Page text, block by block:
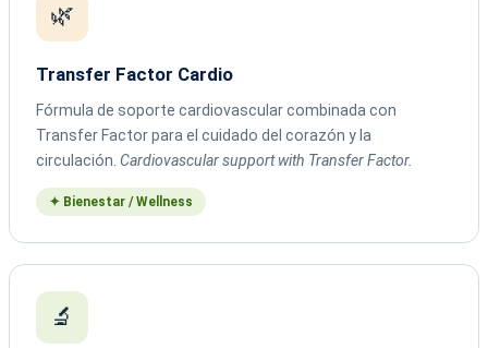
🌿
Transfer Factor Cardio
Fórmula de soporte cardiovascular combinada con
Transfer Factor para el cuidado del corazón y la
circulación. Cardiovascular support with Transfer Factor.
✦ Bienestar / Wellness
🔬